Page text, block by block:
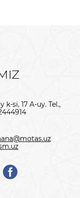
k-si, 17 A-uy. Tel.,